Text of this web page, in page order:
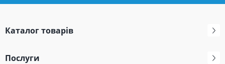
Каталог товарів
Послуги